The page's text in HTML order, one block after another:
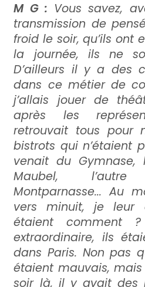
M G : Vous savez,
transmission de
froid le soir, qu’ils ont
la journée, ils ne
D’ailleurs il y a des
dans ce métier de
j’allais jouer de
après les
retrouvait tous pour
bistrots qui n’étaient
venait du Gymnase,
Maubel,
Montparnasse... Au
vers minuit, je leur
étaient comment
extraordinaire, ils
dans Paris. Non pas
étaient mauvais,
soir là, il y avait des